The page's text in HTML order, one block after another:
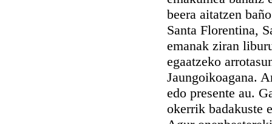
beera aitatzen
Santa Florentina,
emanak ziran
egaatzeko
Jaungoikoagana.
edo presente au.
okerrik badakuste